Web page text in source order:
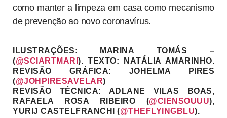
como manter a limpeza em casa como mecanismo
de prevenção ao novo coronavírus.
ILUSTRAÇÕES: MARINA TOMÁS –
(@SCIARTMARI ). TEXTO: NATÁLIA AMARINHO.
REVISÃO GRÁFICA: JOHELMA PIRES
(@JOHPIRESAVELAR)
REVISÃO TÉCNICA: ADLANE VILAS BOAS,
RAFAELA ROSA RIBEIRO (@CIENSOUUU),
YURIJ CASTELFRANCHI (@THEFLYINGBLU).